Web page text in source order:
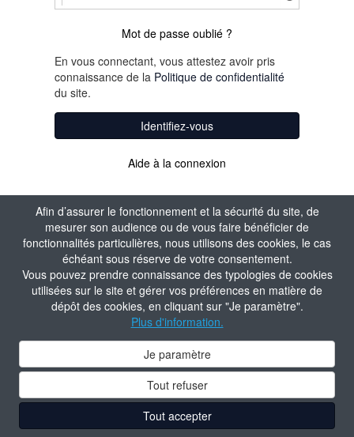
Afin d’assurer le fonctionnement et la sécurité du site, de
mesurer son audience ou de vous faire bénéficier de
fonctionnalités particulières, nous utilisons des cookies, le cas
échéant sous réserve de votre consentement.
Vous pouvez prendre connaissance des typologies de cookies
utilisées sur le site et gérer vos préférences en matière de
dépôt des cookies, en cliquant sur "Je paramètre".
Plus d'information.
Je paramètre
Tout refuser
Tout accepter
Mot de passe oublié ?
En vous connectant, vous attestez avoir pris
connaissance de la Politique de confidentialité
du site.
Identifiez-vous
Aide à la connexion